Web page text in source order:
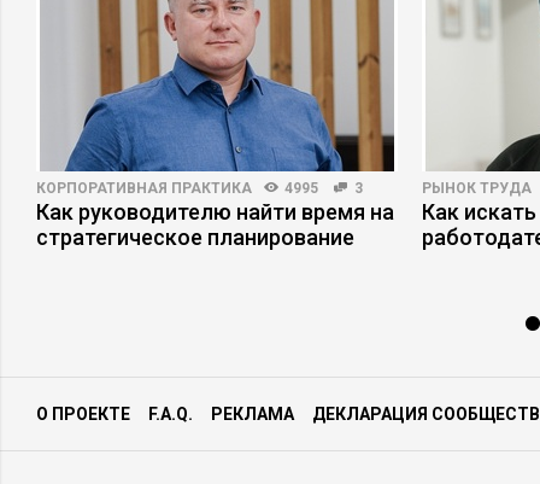
КОРПОРАТИВНАЯ ПРАКТИКА 4995 3
Как руководителю найти время на
стратегическое планирование
РЫНОК ТРУДА
Как
О ПРОЕКТЕ F.A.Q. РЕКЛАМА ДЕКЛАРАЦИЯ